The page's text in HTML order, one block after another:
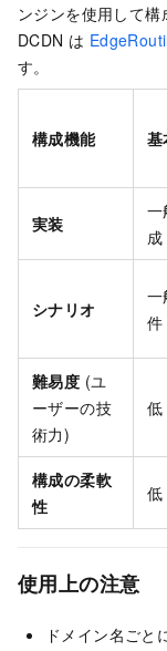
ンジンを使用して構
DCDN は
す。
構成機能 基
実装
一
成
シナリオ
一
件
難易度 (ユ
ーザーの技
術力)
低
構成の柔軟
性
低
使用上の注意
ドメイン名ごと